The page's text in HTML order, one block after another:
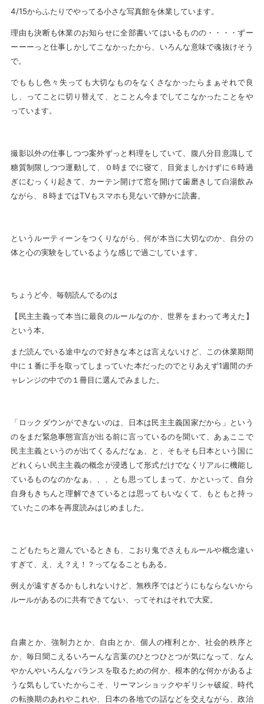
4/15からふたりでやってる小さな写真館を休業しています。
理由も決断も休業のお知らせに全部書いてはいるものの・・・・ずー
ーーーっと仕事しかしてこなかったから、いろんな意味で魂抜けそう
で。
でももし色々失っても大切なものをなくさなかったらまぁそれで良
し、ってことに切り替えて、とことん今までしてこなかったことをや
っています。
撮影以外の仕事しつつ案外ずっと料理をしていて、腹八分目意識して
糖質制限しつつ運動して、０時までに寝て、目覚ましかけずに６時過
ぎにむっくり起きて、カーテン開けて窓を開けて歯磨きして白湯飲み
ながら、８時まではTVもスマホも見ないで静かに読書。
というルーティーンをつくりながら、何が本当に大切なのか、自分の
体と心の実験をしているような感じで過ごしています。
ちょうど今、毎朝読んでるのは
【民主主義って本当に最良のルールなのか、世界をまわって考えた】
という本。
まだ読んでいる途中なので好きな本とは言えないけど、この休業期間
中に１番に手を取ってしまっていた本だったのでとりあえず1週間のチ
ャレンジの中での１冊目に選んでみました。
「ロックダウンができないのは、日本は民主主義国家だから」という
のをまだ緊急事態宣言が出る前に言っているのを聞いて、あぁここで
民主主義というのが出てくるんだなぁ、と、そもそも日本という国に
どれくらい民主主義の概念が浸透して形式だけでなくリアルに機能し
ているものなのかなぁ、、、とも思ってしまって、かといって、自分
自身もきちんと理解できているとは思ってもいなくて、もともと持っ
ていたこの本を再度読みはじめました。
こどもたちと遊んでいるときも、こおり鬼でさえもルールや概念違い
すぎて、え、え？え！？ってなることもある。
例えが遠すぎるかもしれないけど、無秩序ではどうにもならないから
ルールがあるのに共有できてない、ってそれはそれで大変。
自粛とか、強制力とか、自由とか、個人の権利とか、社会的秩序と
か、毎日聞こえるいろーんな言葉のひとつひとつが気になって、なん
やかんやいろんなバランスを取るための何か、根本的な何かがあるよ
うな気もしていたからこそ、リーマンショックやギリシャ破綻、時代
の転換期のあれやこれや、日本の各地での話などを交えながら、政治